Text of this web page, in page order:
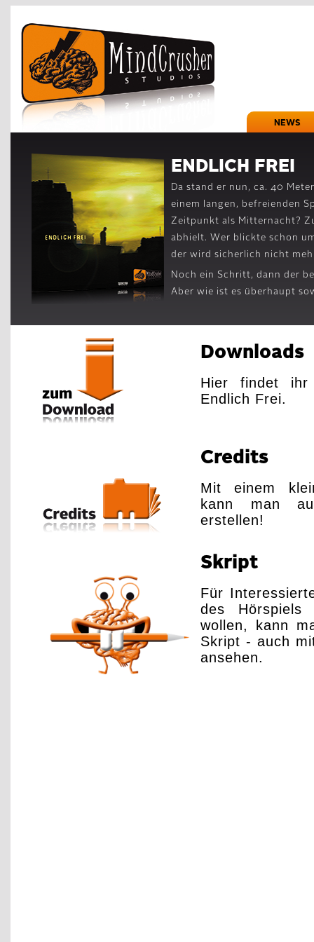
NEWS
ENDLICH FREI
Da stand er nun, ca. 40
einem langen, befreienden
Zeitpunkt als Mitternacht?
abhielt. Wer blickte schon
der wird sicherlich nicht
Noch ein Schritt, dann der
Aber wie ist es überhaupt
Downloads
Hier findet ihr
Endlich Frei.
Credits
Mit einem
kann man
erstellen!
Skript
Für
des Hörspiels
wollen, kann
Skript - auch
ansehen.